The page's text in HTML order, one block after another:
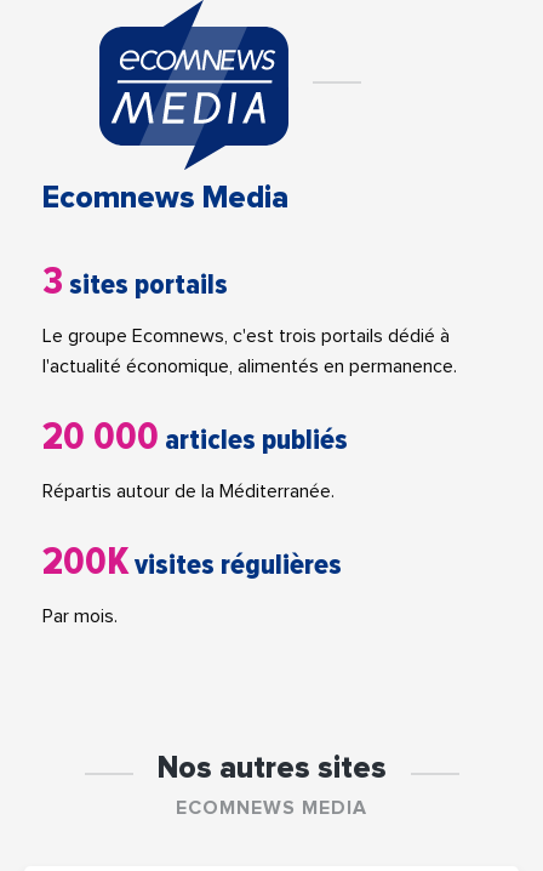
Ecomnews Media
3 sites portails
Le groupe Ecomnews, c'est trois portails dédié à
l'actualité économique, alimentés en permanence.
20 000 articles publiés
Répartis autour de la Méditerranée.
200Kvisites régulières
Par mois.
Nos autres sites
ECOMNEWS MEDIA